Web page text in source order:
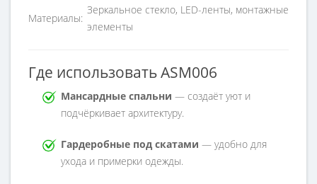
Материалы:
Зеркальное стекло, LED-ленты, монтажные
элементы
Где использовать ASM006
Мансардные спальни — создаёт уют и
подчёркивает архитектуру.
Гардеробные под скатами — удобно для
ухода и примерки одежды.